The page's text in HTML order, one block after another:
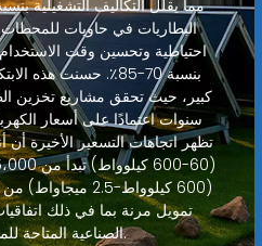
البطاريات في حاويات للمحطات
احتياطية وتحسين وقت
بنسبة 70-85٪. حسنت
سنوات اعتمادًا على أسعار
تظهر اتجاهات التسعير الأخيرة أن
تمويل مرنة بما في ذلك
الصناعية المتاحة للمشاريع التجارية.